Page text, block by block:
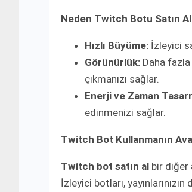
Neden Twitch Botu Satın
Hızlı Büyüme: İzleyici
Görünürlük: Daha
çıkmanızı sağlar.
Enerji ve Zaman
edinmenizi sağlar.
Twitch Bot Kullanmanın
Twitch bot satın al bir diğer
İzleyici botları,